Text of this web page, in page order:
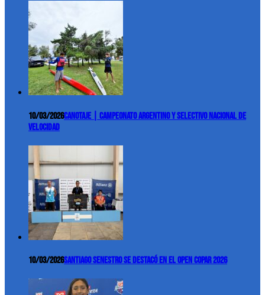
10/03/2026Canotaje | Campeonato Argentino y Selectivo Nacional de
Velocidad
10/03/2026Santiago Senestro se destacó en el Open COPAR 2026